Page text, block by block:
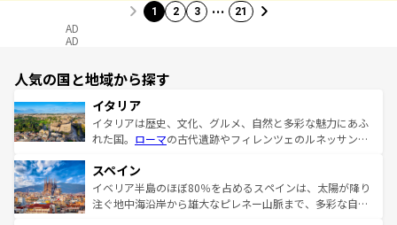
1 2 3 … 21
AD
AD
人気の国と地域から探す
イタリア
イタリアは歴史、文化、グルメ、自然と多彩な魅力にあふ
れた国。 ローマの古代遺跡やフィレンツェのルネッサンス
ろん、トスカーナの美しい田園風景やアマルフィ海岸の絶
景など、自然景観も見逃せない。観光の合間には、本場の
ピザやパスタなど、絶品のイタリア料理を堪能することも
スペイン
イベリア半島のほぼ80％を占めるスペインは、太陽が降り
注ぐ地中海沿岸から雄大なピレネー山脈まで、多彩な自然